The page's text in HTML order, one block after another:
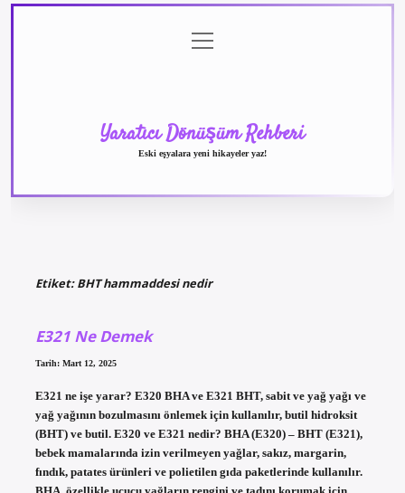
menüyü
aç
Yaratıcı Dönüşüm Rehberi
Eski eşyalara yeni hikayeler yaz!
Etiket:BHT hammaddesi nedir
E321 Ne Demek
Tarih: Mart 12, 2025
E321 ne işe yarar? E320 BHA ve E321 BHT, sabit ve yağ yağı ve
yağ yağının bozulmasını önlemek için kullanılır, butil hidroksit
(BHT) ve butil. E320 ve E321 nedir? BHA (E320) – BHT (E321),
bebek mamalarında izin verilmeyen yağlar, sakız, margarin,
fındık, patates ürünleri ve polietilen gıda paketlerinde kullanılır.